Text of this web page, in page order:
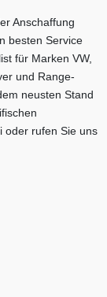
Anschaffung
besten Service
für Marken VW,
und Range-
neusten Stand
oder rufen Sie uns